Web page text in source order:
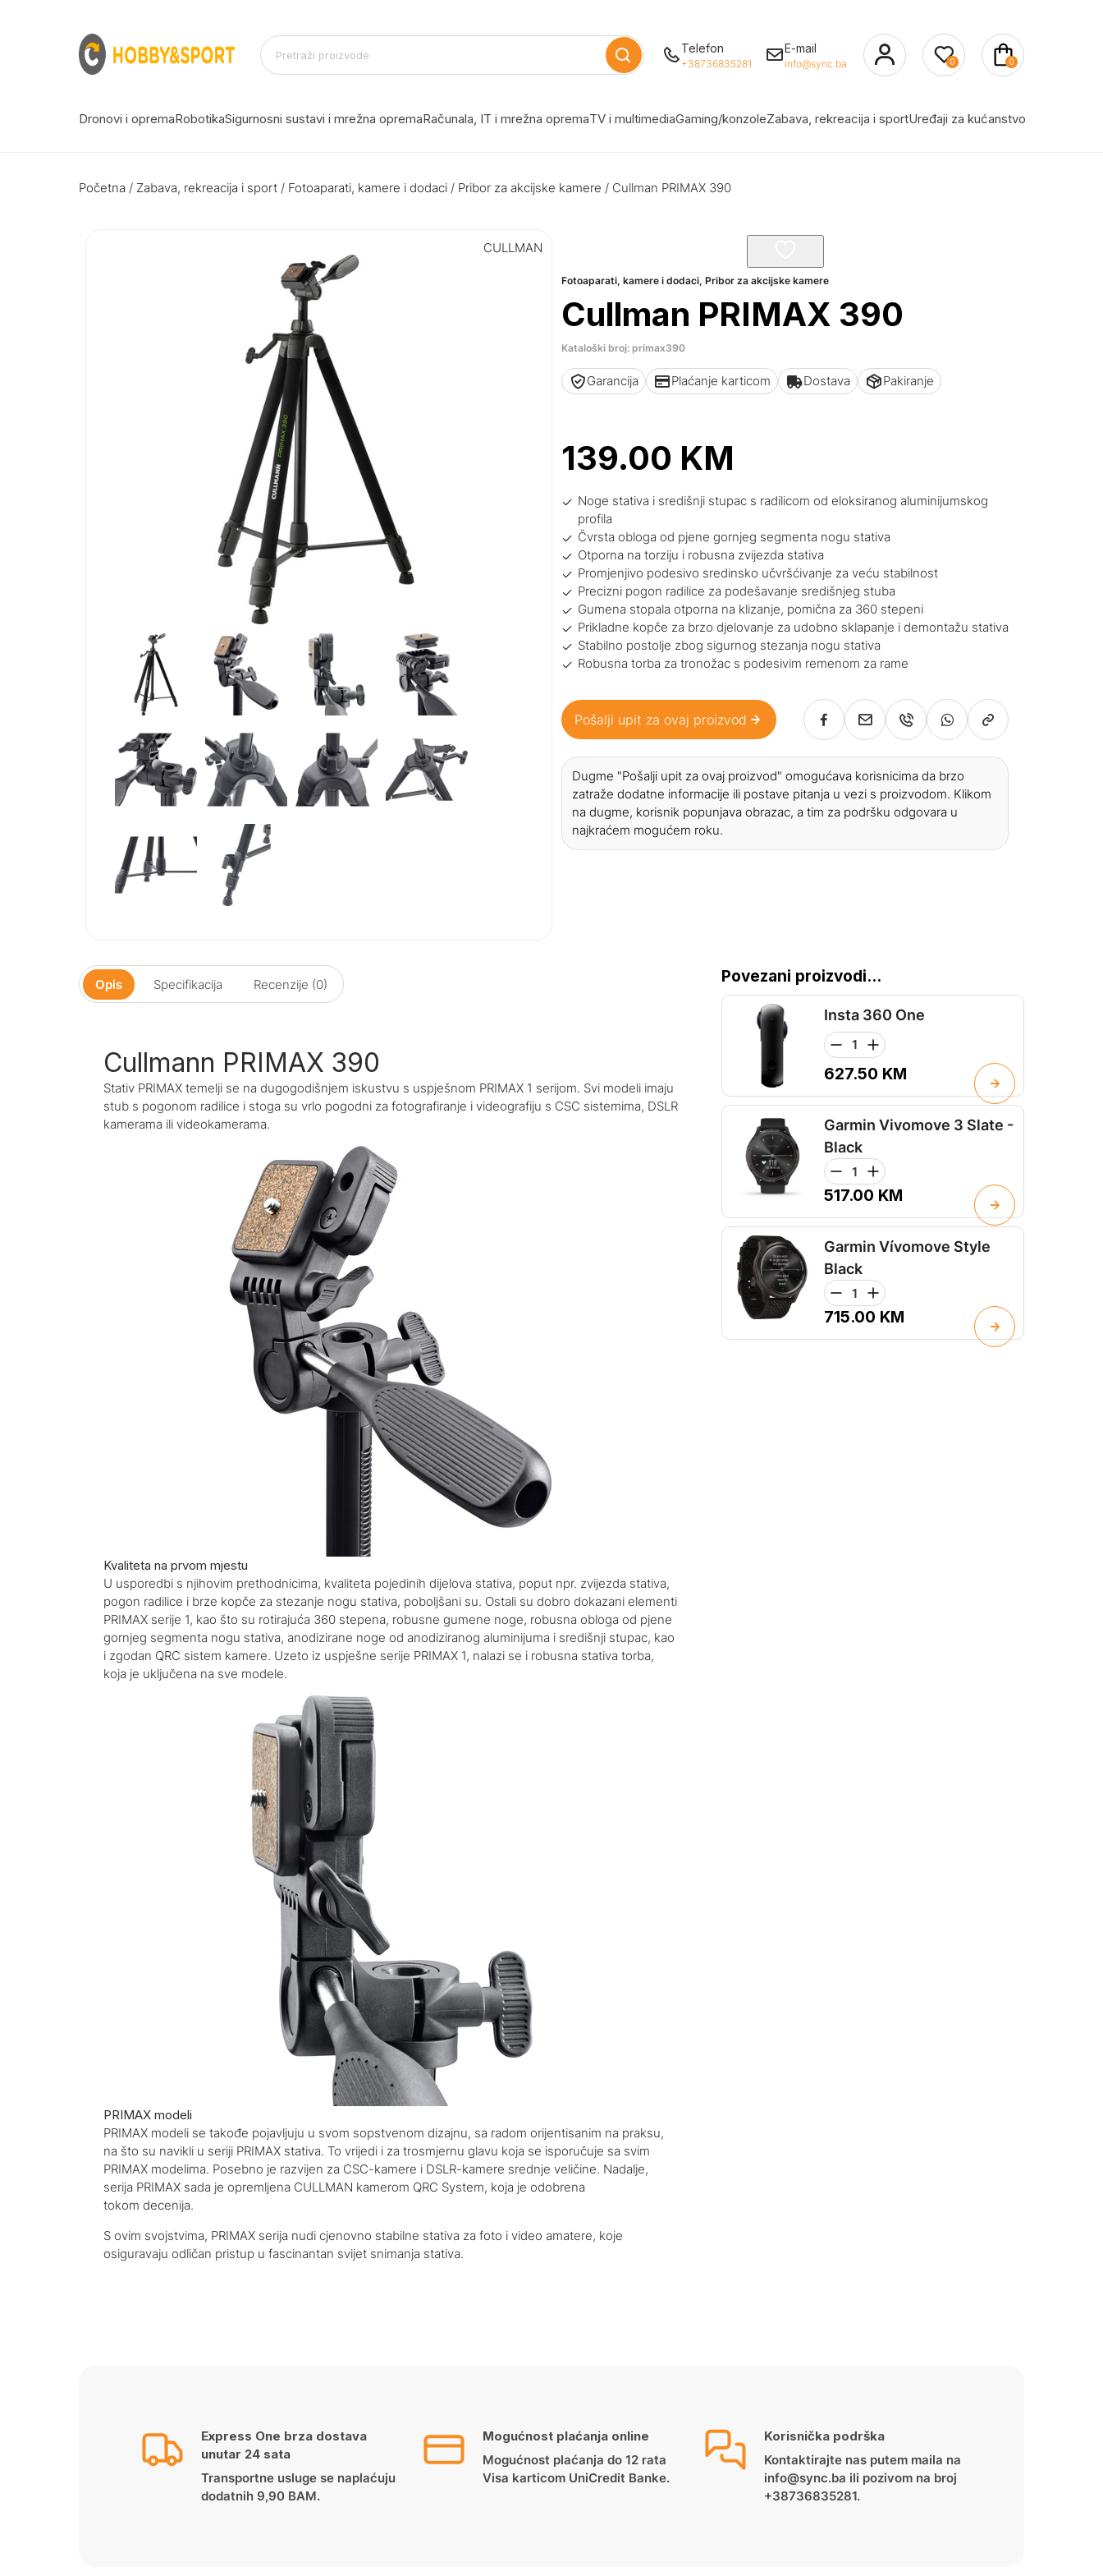
Telefon
+38736835281
E-mail
info@sync.ba 0 0
Dronovi i opremaRobotikaSigurnosni sustavi i mrežna opremaRačunala, IT i mrežna opremaTV i multimediaGaming/konzoleZabava, rekreacija i sportUređaji za kućanstvo
Početna / Zabava, rekreacija i sport / Fotoaparati, kamere i dodaci / Pribor za akcijske kamere / Cullman PRIMAX 390
CULLMAN
Fotoaparati, kamere i dodaci,Pribor za akcijske kamere
Cullman PRIMAX 390
Kataloški broj: primax390
Garancija Plaćanje karticom Dostava Pakiranje
139.00 KM
Noge stativa i središnji stupac s radilicom od eloksiranog aluminijumskog
profila
Čvrsta obloga od pjene gornjeg segmenta nogu stativa
Otporna na torziju i robusna zvijezda stativa
Promjenjivo podesivo sredinsko učvršćivanje za veću stabilnost
Precizni pogon radilice za podešavanje središnjeg stuba
Gumena stopala otporna na klizanje, pomična za 360 stepeni
Prikladne kopče za brzo djelovanje za udobno sklapanje i demontažu stativa
Stabilno postolje zbog sigurnog stezanja nogu stativa
Robusna torba za tronožac s podesivim remenom za rame
Pošalji upit za ovaj proizvod
Dugme "Pošalji upit za ovaj proizvod" omogućava korisnicima da brzo
zatraže dodatne informacije ili postave pitanja u vezi s proizvodom. Klikom
na dugme, korisnik popunjava obrazac, a tim za podršku odgovara u
najkraćem mogućem roku.
Opis Specifikacija Recenzije (0)
Cullmann PRIMAX 390
Stativ PRIMAX temelji se na dugogodišnjem iskustvu s uspješnom PRIMAX 1 serijom. Svi modeli imaju
stub s pogonom radilice i stoga su vrlo pogodni za fotografiranje i videografiju s CSC sistemima, DSLR
kamerama ili videokamerama.
Kvaliteta na prvom mjestu
U usporedbi s njihovim prethodnicima, kvaliteta pojedinih dijelova stativa, poput npr. zvijezda stativa,
pogon radilice i brze kopče za stezanje nogu stativa, poboljšani su. Ostali su dobro dokazani elementi
PRIMAX serije 1, kao što su rotirajuća 360 stepena, robusne gumene noge, robusna obloga od pjene
gornjeg segmenta nogu stativa, anodizirane noge od anodiziranog aluminijuma i središnji stupac, kao
i zgodan QRC sistem kamere. Uzeto iz uspješne serije PRIMAX 1, nalazi se i robusna stativa torba,
koja je uključena na sve modele.
PRIMAX modeli
PRIMAX modeli se takođe pojavljuju u svom sopstvenom dizajnu, sa radom orijentisanim na praksu,
na što su navikli u seriji PRIMAX stativa. To vrijedi i za trosmjernu glavu koja se isporučuje sa svim
PRIMAX modelima. Posebno je razvijen za CSC-kamere i DSLR-kamere srednje veličine. Nadalje,
serija PRIMAX sada je opremljena CULLMAN kamerom QRC System, koja je odobrena
tokom decenija.
S ovim svojstvima, PRIMAX serija nudi cjenovno stabilne stativa za foto i video amatere, koje
osiguravaju odličan pristup u fascinantan svijet snimanja stativa.
Povezani proizvodi...
Insta 360 One
627.50 KM
Garmin Vivomove 3 Slate -
Black
517.00 KM
Garmin Vívomove Style
Black
715.00 KM
Express One brza dostava
unutar 24 sata
Transportne usluge se naplaćuju
dodatnih 9,90 BAM.
Mogućnost plaćanja online
Mogućnost plaćanja do 12 rata
Visa karticom UniCredit Banke.
Korisnička podrška
Kontaktirajte nas putem maila na
info@sync.ba ili pozivom na broj
+38736835281.